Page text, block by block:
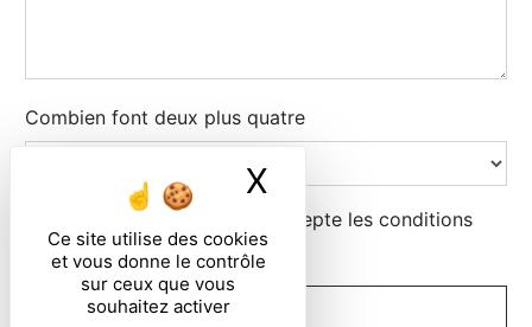
Ce site utilise des cookies
et vous donne le contrôle
sur ceux que vous
souhaitez activer
X Masquer le
Combien font deux plus quatre
En cochant cette case, j'accepte les conditions
particulières ci-dessous **
ENVOYER